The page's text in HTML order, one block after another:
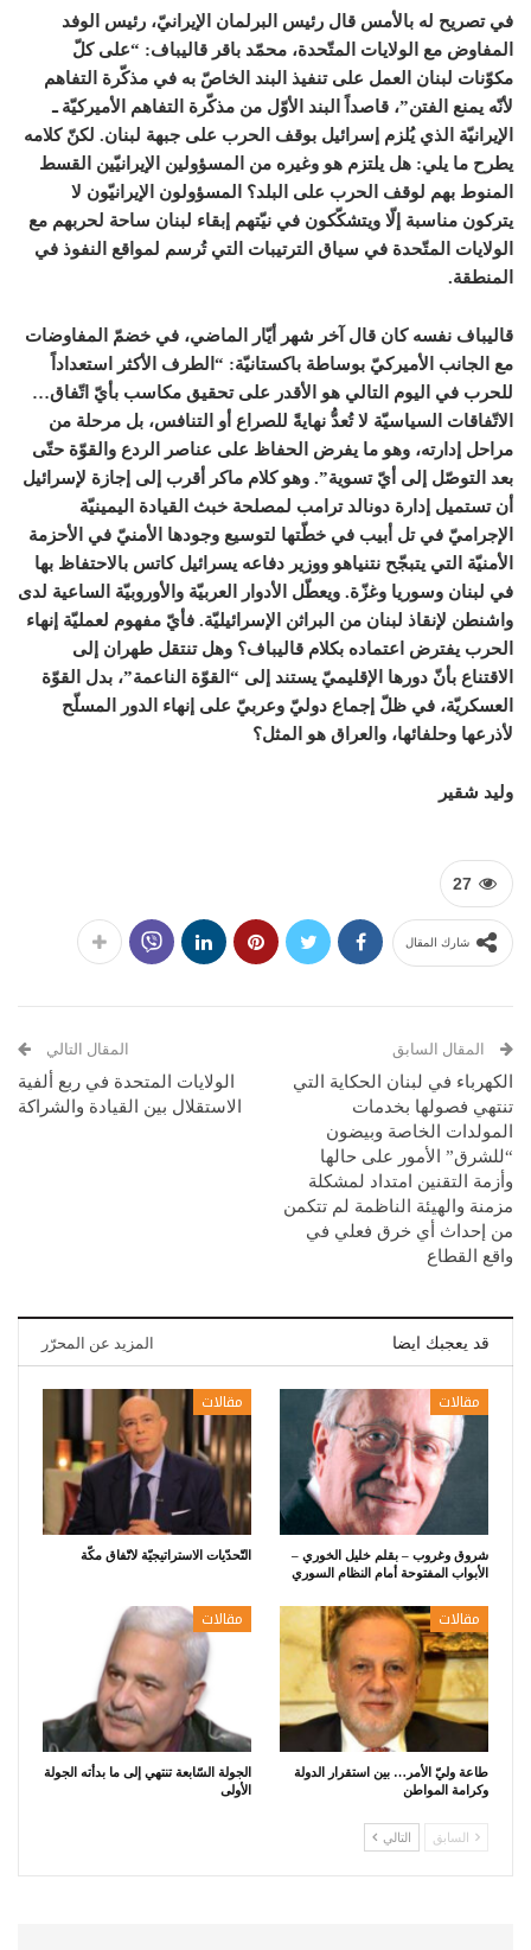
في تصريح له بالأمس قال رئيس البرلمان الإيرانيّ، رئيس الوفد
المفاوض مع الولايات المتّحدة، محمّد باقر قاليباف: “على كلّ
مكوّنات لبنان العمل على تنفيذ البند الخاصّ به في مذكّرة التفاهم
لأنّه يمنع الفتن”، قاصداً البند الأوّل من مذكّرة التفاهم الأميركيّة ـ
الإيرانيّة الذي يُلزم إسرائيل بوقف الحرب على جبهة لبنان. لكنّ كلامه
يطرح ما يلي: هل يلتزم هو وغيره من المسؤولين الإيرانيّين القسط
المنوط بهم لوقف الحرب على البلد؟ المسؤولون الإيرانيّون لا
يتركون مناسبة إلّا ويتشكّكون في نيّتهم إبقاء لبنان ساحة لحربهم مع
الولايات المتّحدة في سياق الترتيبات التي تُرسم لمواقع النفوذ في
المنطقة.
قاليباف نفسه كان قال آخر شهر أيّار الماضي، في خضمّ المفاوضات
مع الجانب الأميركيّ بوساطة باكستانيّة: “الطرف الأكثر استعداداً
للحرب في اليوم التالي هو الأقدر على تحقيق مكاسب بأيّ اتّفاق…
الاتّفاقات السياسيّة لا تُعدُّ نهايةً للصراع أو التنافس، بل مرحلة من
مراحل إدارته، وهو ما يفرض الحفاظ على عناصر الردع والقوّة حتّى
بعد التوصّل إلى أيّ تسوية”. وهو كلام ماكر أقرب إلى إجازة لإسرائيل
أن تستميل إدارة دونالد ترامب لمصلحة خبث القيادة اليمينيّة
الإجراميّ في تل أبيب في خطّتها لتوسيع وجودها الأمنيّ في الأحزمة
الأمنيّة التي يتبجّح نتنياهو ووزير دفاعه يسرائيل كاتس بالاحتفاظ بها
في لبنان وسوريا وغزّة. ويعطّل الأدوار العربيّة والأوروبيّة الساعية لدى
واشنطن لإنقاذ لبنان من البراثن الإسرائيليّة. فأيّ مفهوم لعمليّة إنهاء
الحرب يفترض اعتماده بكلام قاليباف؟ وهل تنتقل طهران إلى
الاقتناع بأنّ دورها الإقليميّ يستند إلى “القوّة الناعمة”، بدل القوّة
العسكريّة، في ظلّ إجماع دوليّ وعربيّ على إنهاء الدور المسلّح
لأذرعها وحلفائها، والعراق هو المثل؟
وليد شقير
27
شارك المقال
المقال السابق
الكهرباء في لبنان الحكاية التي
تنتهي فصولها بخدمات
المولدات الخاصة وبيضون
“للشرق” الأمور على حالها
وأزمة التقنين امتداد لمشكلة
مزمنة والهيئة الناظمة لم تتكمن
من إحداث أي خرق فعلي في
واقع القطاع
المقال التالي
الولايات المتحدة في ربع ألفية
الاستقلال بين القيادة والشراكة
قد يعجبك ايضا المزيد عن المحرّر
مقالات
شروق وغروب – بقلم خليل الخوري –
الأبواب المفتوحة أمام النظام السوري
مقالات
التّحدّيات الاستراتيجيّة لاتّفاق مكّة
مقالات
طاعة وليّ الأمر… بين استقرار الدولة
وكرامة المواطن
مقالات
الجولة السّابعة تنتهي إلى ما بدأته الجولة
الأولى
السابق التالي